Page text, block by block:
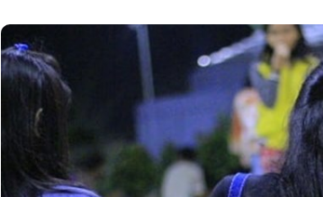
Cara Menghubungi CS Lalamove dan Jam
Cara Mengatasi Aplikasi Gojek Mengalami
DNS Server Gojek Driver Terbaru 2026: